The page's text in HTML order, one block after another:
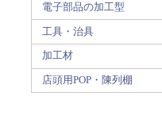
電子部品の加工型
工具・治具
加工材
店頭用POP・陳列棚